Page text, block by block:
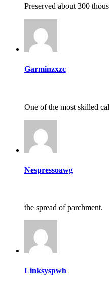
Preserved about 300
Garminzxzc
One of the most skilled
Nespressoawg
the spread of parchment.
Linksyspwh